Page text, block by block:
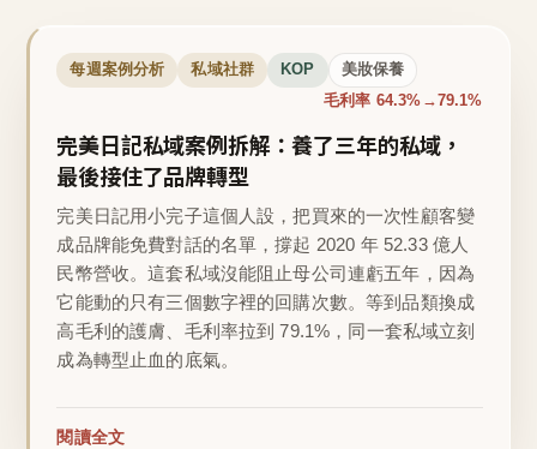
每週案例分析 私域社群 KOP 美妝保養
毛利率 64.3%→79.1%
完美日記私域案例拆解：養了三年的私域，
最後接住了品牌轉型
完美日記用小完子這個人設，把買來的一次性顧客變
成品牌能免費對話的名單，撐起 2020 年 52.33 億人
民幣營收。這套私域沒能阻止母公司連虧五年，因為
它能動的只有三個數字裡的回購次數。等到品類換成
高毛利的護膚、毛利率拉到 79.1%，同一套私域立刻
成為轉型止血的底氣。
閱讀全文